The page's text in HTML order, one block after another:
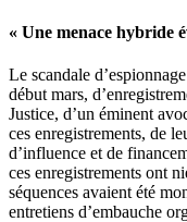
« Une menace hybride
Le scandale
début mars,
Justice, d’un éminent
ces enregistrements, de
d’influence et de
ces enregistrements ont
séquences avaient été
entretiens d’embauche